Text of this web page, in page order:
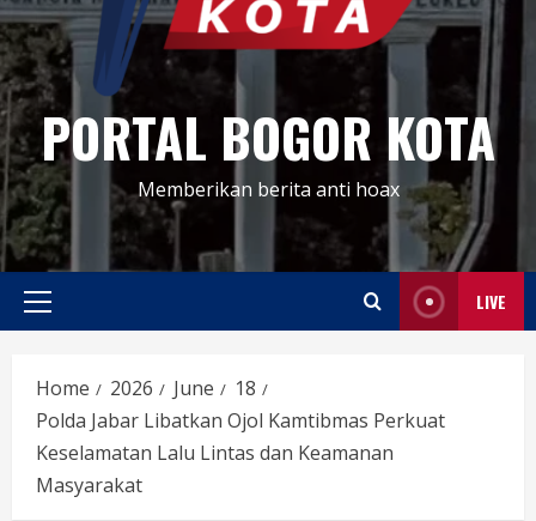
PORTAL BOGOR KOTA
Memberikan berita anti hoax
Primary
LIVE
Home 2026 June
18
Polda Jabar Libatkan Ojol Kamtibmas Perkuat
Keselamatan Lalu Lintas dan Keamanan
Masyarakat